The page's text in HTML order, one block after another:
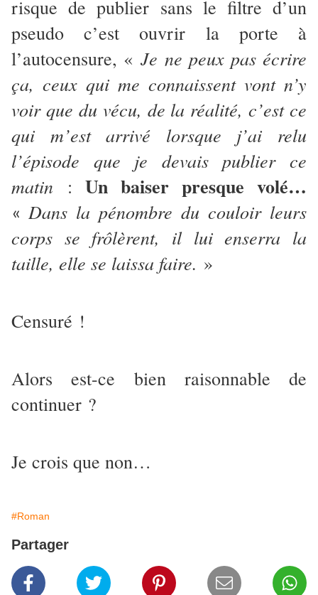
risque de publier sans le filtre d’un
pseudo c’est ouvrir la porte à
l’autocensure, «Je ne peux pas écrire
ça, ceux qui me connaissent vont n’y
voir que du vécu, de la réalité, c’est ce
qui m’est arrivé lorsque j’ai relu
l’épisode que je devais publier ce
matin : Un baiser presque volé…
« Dans la pénombre du couloir leurs
corps se frôlèrent, il lui enserra la
taille, elle se laissa faire. »
Censuré !
Alors est-ce bien raisonnable de
continuer ?
Je crois que non…
#Roman
Partager